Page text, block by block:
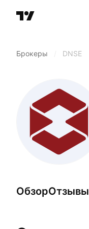
Брокеры DNSE
ОбзорОтзывы